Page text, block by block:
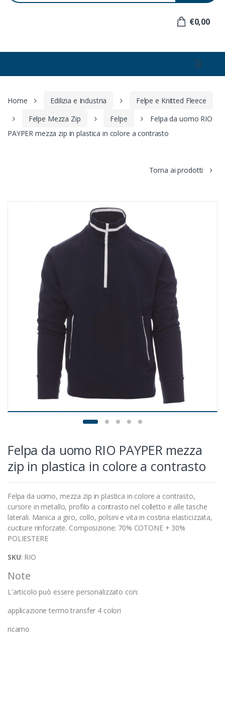
€0,00
☰
Home Edilizia e Industria
Felpe e Knitted Fleece
Felpe Mezza Zip
Felpe
Felpa da uomo RIO
PAYPER mezza zip in plastica in colore a contrasto
Torna ai prodotti
Felpa da uomo RIO PAYPER mezza
zip in plastica in colore a contrasto
Felpa da uomo, mezza zip in plastica in colore a contrasto,
cursore in metallo, profilo a contrasto nel colletto e alle tasche
laterali. Manica a giro, collo, polsini e vita in costina elasticizzata,
cuciture rinforzate. Composizione: 70% COTONE + 30%
POLIESTERE
SKU: RIO
Note
L'articolo può essere personalizzato con:
applicazione termo transfer 4 colori
ricamo